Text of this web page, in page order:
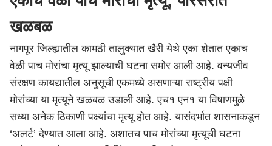
खळबळ
नागपूर जिल्ह्यातील कामठी तालुक्यात खैरी येथे एका शेतात एकाच
वेळी पाच मोरांचा मृत्यू झाल्याची घटना समोर आली आहे. वन्यजीव
संरक्षण कायद्यातील अनुसूची एकमध्ये असणाऱ्या राष्ट्रीय पक्षी
मोरांच्या या मृत्यूने खळबळ उडाली आहे. एच१ एन१ या विषाणमुळे
सध्या अनेक ठिकाणी पक्ष्यांचा मृत्यू होत आहे. यासंदर्भात शासनाकडून
‘अलर्ट’ देण्यात आला आहे. अशातच पाच मोरांच्या मृत्यूची घटना